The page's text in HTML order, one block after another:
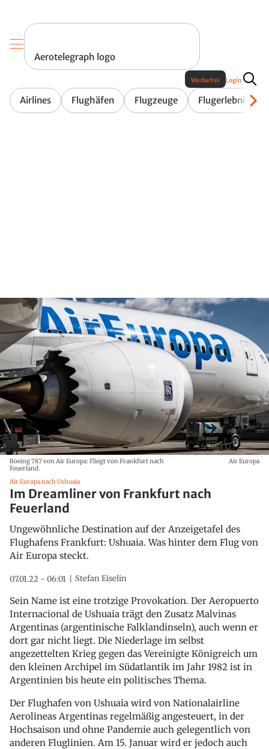
Aerotelegraph logo
Airlines Flughäfen Flugzeuge Flugerlebnis
Werbefrei Login
Boeing 787 von Air Europa: Fliegt von Frankfurt nach
Feuerland.
Air Europa
Air Europa nach Ushuaia
Im Dreamliner von Frankfurt nach
Feuerland
Ungewöhnliche Destination auf der Anzeigetafel des
Flughafens Frankfurt: Ushuaia. Was hinter dem Flug von
Air Europa steckt.
07.01.22 - 06:01 Stefan Eiselin
Sein Name ist eine trotzige Provokation. Der Aeropuerto
Internacional de Ushuaia trägt den Zusatz Malvinas
Argentinas (argentinische Falklandinseln), auch wenn er
dort gar nicht liegt. Die Niederlage im selbst
angezettelten Krieg gegen das Vereinigte Königreich um
den kleinen Archipel im Südatlantik im Jahr 1982 ist in
Argentinien bis heute ein politisches Thema.
Der Flughafen von Ushuaia wird von Nationalairline
Aerolineas Argentinas regelmäßig angesteuert, in der
Hochsaison und ohne Pandemie auch gelegentlich von
anderen Fluglinien. Am 15. Januar wird er jedoch auch